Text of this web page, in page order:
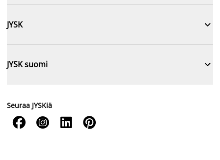
JYSK 
JYSK suomi 
Seuraa JYSKiä
   